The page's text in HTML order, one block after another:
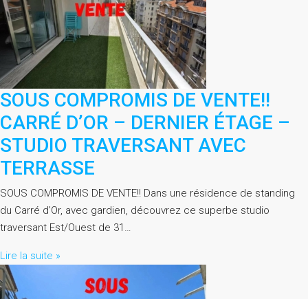
SOUS COMPROMIS DE VENTE!!
CARRÉ D’OR – DERNIER ÉTAGE –
STUDIO TRAVERSANT AVEC
TERRASSE
SOUS COMPROMIS DE VENTE!! Dans une résidence de standing
du Carré d’Or, avec gardien, découvrez ce superbe studio
traversant Est/Ouest de 31…
Lire la suite »